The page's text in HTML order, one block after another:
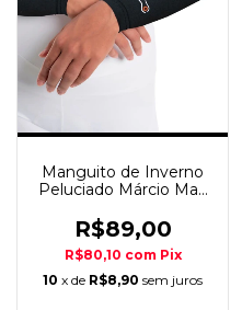
Manguito de Inverno
Peluciado Márcio May
R$89,00
R$80,10 com Pix
10 x de R$8,90 sem juros